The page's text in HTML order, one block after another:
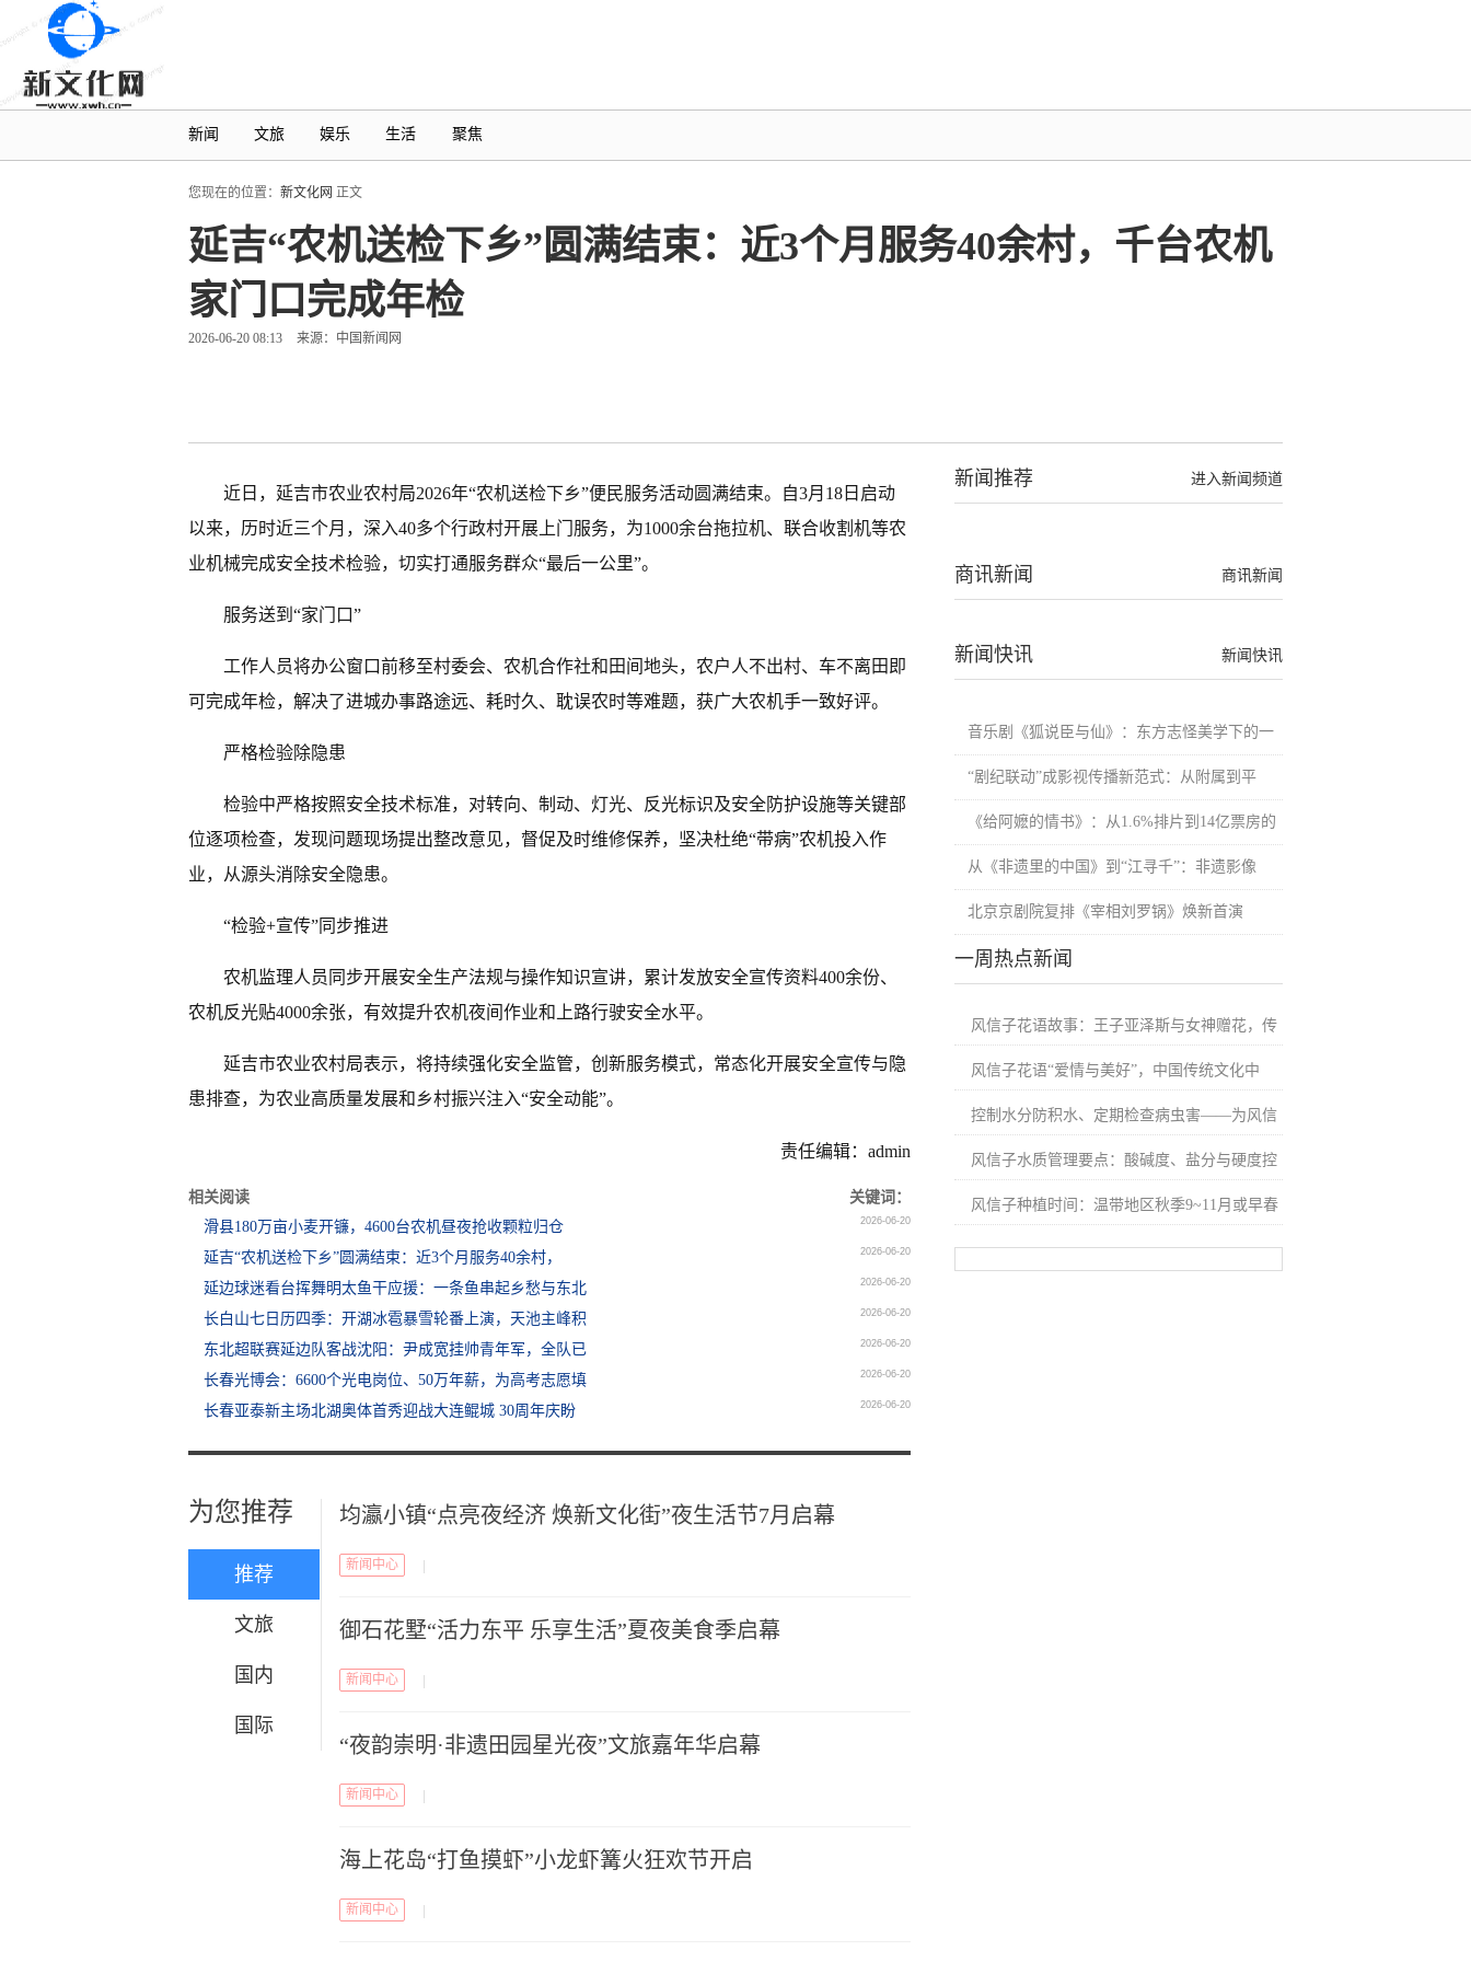
新闻 文旅 娱乐 生活 聚焦
您现在的位置： 新文化网 正文
延吉“农机送检下乡”圆满结束：近3个月服务40余村，千台农机
家门口完成年检
2026-06-20 08:13 来源：中国新闻网
近日，延吉市农业农村局2026年“农机送检下乡”便民服务活动圆满结束。自3月18日启动
以来，历时近三个月，深入40多个行政村开展上门服务，为1000余台拖拉机、联合收割机等农
业机械完成安全技术检验，切实打通服务群众“最后一公里”。
服务送到“家门口”
工作人员将办公窗口前移至村委会、农机合作社和田间地头，农户人不出村、车不离田即
可完成年检，解决了进城办事路途远、耗时久、耽误农时等难题，获广大农机手一致好评。
严格检验除隐患
检验中严格按照安全技术标准，对转向、制动、灯光、反光标识及安全防护设施等关键部
位逐项检查，发现问题现场提出整改意见，督促及时维修保养，坚决杜绝“带病”农机投入作
业，从源头消除安全隐患。
“检验+宣传”同步推进
农机监理人员同步开展安全生产法规与操作知识宣讲，累计发放安全宣传资料400余份、
农机反光贴4000余张，有效提升农机夜间作业和上路行驶安全水平。
延吉市农业农村局表示，将持续强化安全监管，创新服务模式，常态化开展安全宣传与隐
患排查，为农业高质量发展和乡村振兴注入“安全动能”。
责任编辑：admin
相关阅读
关键词：
滑县180万亩小麦开镰，4600台农机昼夜抢收颗粒归仓
2026-06-20
延吉“农机送检下乡”圆满结束：近3个月服务40余村， 2026-06-20
延边球迷看台挥舞明太鱼干应援：一条鱼串起乡愁与东北 2026-06-20
长白山七日历四季：开湖冰雹暴雪轮番上演，天池主峰积 2026-06-20
东北超联赛延边队客战沈阳：尹成宽挂帅青年军，全队已 2026-06-20
长春光博会：6600个光电岗位、50万年薪，为高考志愿填 2026-06-20
长春亚泰新主场北湖奥体首秀迎战大连鲲城 30周年庆盼 2026-06-20
为您推荐
推荐
文旅
国内
国际
均瀛小镇“点亮夜经济 焕新文化街”夜生活节7月启幕
新闻中心
御石花墅“活力东平 乐享生活”夏夜美食季启幕
新闻中心
“夜韵崇明·非遗田园星光夜”文旅嘉年华启幕
新闻中心
海上花岛“打鱼摸虾”小龙虾篝火狂欢节开启
新闻中心
进入新闻频道
新闻推荐
商讯新闻
商讯新闻
新闻快讯
新闻快讯
音乐剧《狐说臣与仙》：东方志怪美学下的一
“剧纪联动”成影视传播新范式：从附属到平
《给阿嬷的情书》：从1.6%排片到14亿票房的
从《非遗里的中国》到“江寻千”：非遗影像
北京京剧院复排《宰相刘罗锅》焕新首演
一周热点新闻
风信子花语故事：王子亚泽斯与女神赠花，传
风信子花语“爱情与美好”，中国传统文化中
控制水分防积水、定期检查病虫害——为风信
风信子水质管理要点：酸碱度、盐分与硬度控
风信子种植时间：温带地区秋季9~11月或早春